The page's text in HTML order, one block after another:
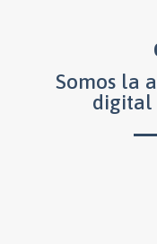
Somos la
digital